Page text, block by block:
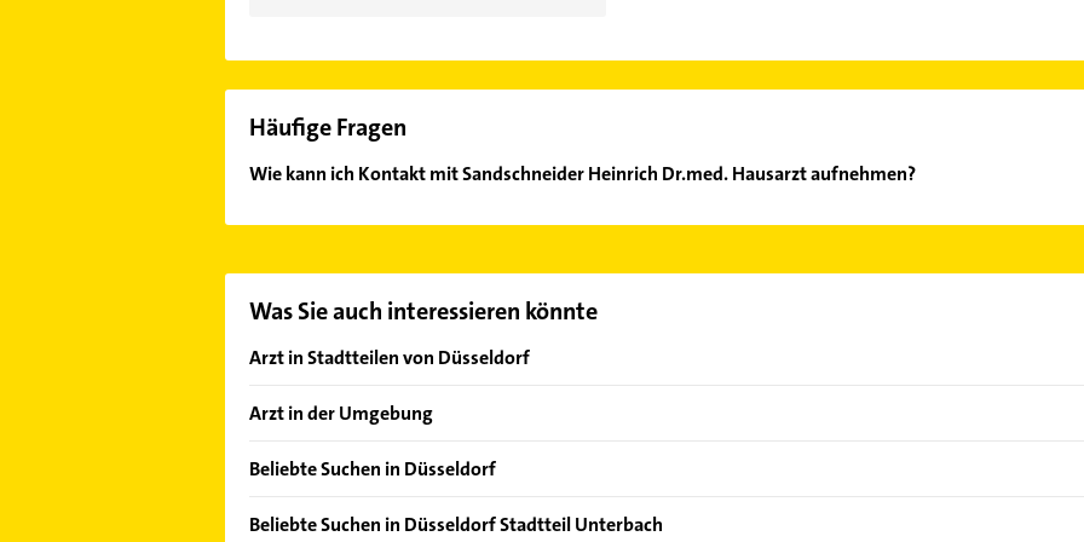
Häufige Fragen
Wie kann ich Kontakt mit Sandschneider Heinrich Dr.med. Hausarzt aufnehmen?
Was Sie auch interessieren könnte
Arzt in Stadtteilen von Düsseldorf
Altstadt
Benrath
Carlstadt
Arzt in der Umgebung
Ratingen
Neuss
Beliebte Suchen in Düsseldorf
Bestatter
Beliebte Suchen in Düsseldorf Stadtteil Unterbach